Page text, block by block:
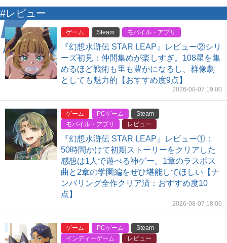
#レビュー
ゲーム Steam モバイル・アプリ
『幻想水滸伝 STAR LEAP』レビュー②シリ
ーズ初見：仲間集めが楽しすぎ。108星を集
めるほど戦術も里も豊かになるし、群像劇
としても魅力的【おすすめ度9点】
2026-08-07 19:00
ゲーム PCゲーム
Steam
モバイル・アプリ
レビュー
『幻想水滸伝 STAR LEAP』レビュー①：
50時間かけて初期ストーリーをクリアした
感想は1人で遊べる神ゲー。1章のラスボス
曲と2章の学園編をぜひ堪能してほしい【ナ
ンバリング全作クリア済：おすすめ度10
点】
2026-08-07 18:00
ゲーム PCゲーム
Steam
インディーゲーム
レビュー